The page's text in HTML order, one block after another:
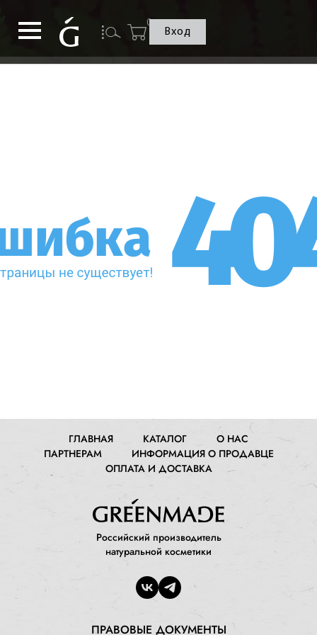
0
Вход
ГЛАВНАЯ КАТАЛОГ
О НАС
ПАРТНЕРАМ
ИНФОРМАЦИЯ О ПРОДАВЦЕ
ОПЛАТА И ДОСТАВКА
Российский производитель
натуральной косметики
ПРАВОВЫЕ ДОКУМЕНТЫ